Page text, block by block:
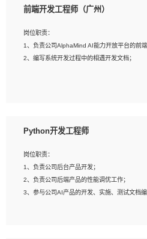
8、有良好的文档编写能力和沟通能力，有
岗位要求：
2、熟悉产品及需求规划工具，如:Axure、
3、具备良好的交流协调能力，有较强的责任
4、有较强的系统需求分析、文档编写能力、沟
前端开发工程师（广州）
岗位职责：
1、负责公司AlphaMind AI能力开放平台的前端
2、编写系统开发过程中的相遇开发文档；
3、熟悉react/vue/angular任何一种前端框架，
5、善于沟通，具有团队意识；
Python开发工程师
岗位职责：
1、负责公司后台产品开发；
2、负责公司后端产品的性能调优工作；
3、参与公司AI产品的开发、实施、测试文档编